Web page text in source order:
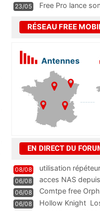
23/05 Free Pro lance
RÉSEAU FREE
Antennes
EN DIRECT DU
08/08 utilisation
06/08 acces NAS
06/08 Comtpe free
06/08 Hollow Knight 